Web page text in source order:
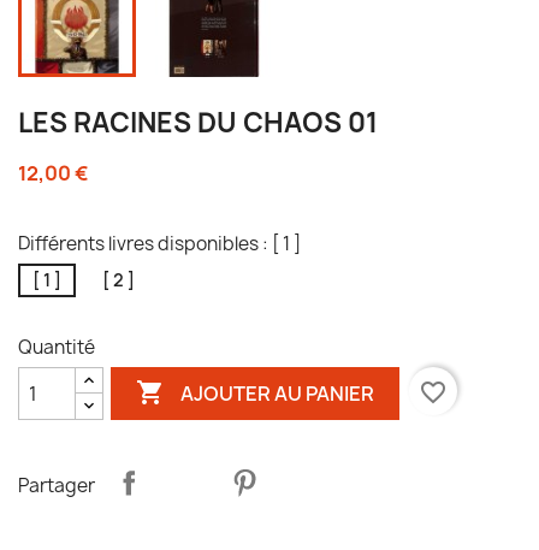
LES RACINES DU CHAOS 01
12,00 €
Différents livres disponibles : [ 1 ]
[ 1 ] [ 2 ]
Quantité
 AJOUTER AU PANIER favorite_border
Partager